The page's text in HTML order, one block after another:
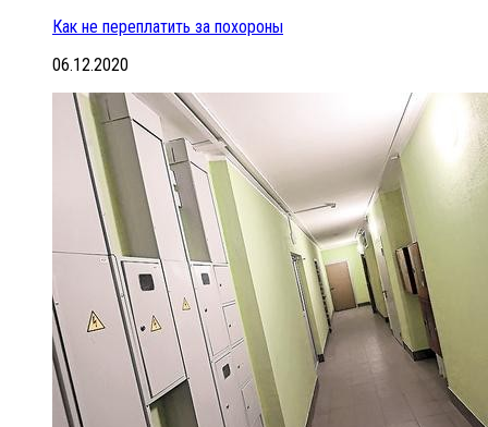
Как не переплатить за похороны
06.12.2020